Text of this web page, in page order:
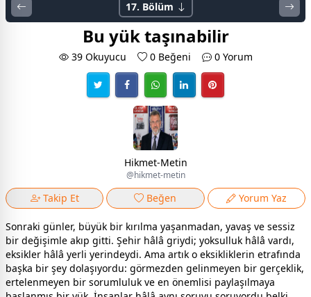
17. Bölüm
Bu yük taşınabilir
39 Okuyucu 0Beğeni 0 Yorum
Hikmet-Metin
@hikmet-metin
Takip Et Beğen Yorum Yaz
Sonraki günler, büyük bir kırılma yaşanmadan, yavaş ve sessiz
bir değişimle akıp gitti. Şehir hâlâ griydi; yoksulluk hâlâ vardı,
eksikler hâlâ yerli yerindeydi. Ama artık o eksikliklerin etrafında
başka bir şey dolaşıyordu: görmezden gelinmeyen bir gerçeklik,
ertelenmeyen bir sorumluluk ve en önemlisi paylaşılmaya